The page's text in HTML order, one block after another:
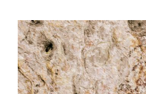
EXPLORAR